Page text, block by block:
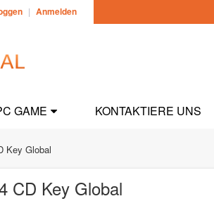
| Anmelden
GAME KONTAKTIERE UNS
Key Global
CD Key Global